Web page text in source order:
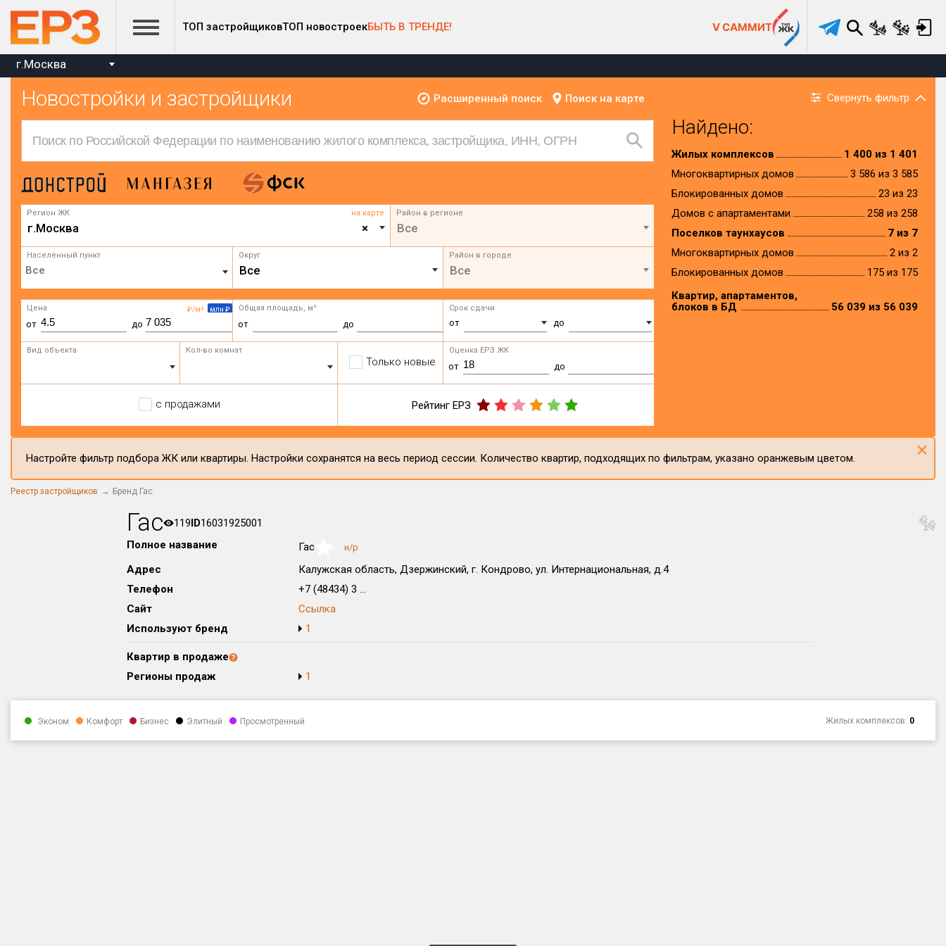
ТОП застройщиковТОП новостроекБЫТЬ В ТРЕНДЕ! V САММИТ
г.Москва
Новостройки и застройщики Расширенный поиск Поиск на карте Свернуть фильтр
Регион ЖК на карте
×
г.Москва
Район в регионе
Все
Населённый пункт Округ
Все
Район в городе
Все
₽/м² млн ₽
Цена
от до
Общая площадь, м²
от до
Срок сдачи
от до
Вид объекта Кол-во комнат
Только новые
Оценка ЕРЗ ЖК
от до
с продажами Рейтинг ЕРЗ
Найдено:
Жилых комплексов
1 400 из 1 401
Многоквартирных домов
3 586 из 3 585
Блокированных домов
23 из 23
Домов с апартаментами
258 из 258
Поселков таунхаусов
7 из 7
Многоквартирных домов
2 из 2
Блокированных домов
175 из 175
Квартир, апартаментов,
блоков в БД
56 039 из 56 039
Настройте фильтр подбора ЖК или квартиры. Настройки сохранятся на весь период сессии. Количество квартир, подходящих по фильтрам, указано оранжевым цветом. ×
Реестр застройщиков Бренд Гас
Гас 119ID16031925001
Полное название
Гас н/р
Адрес
Калужская область, Дзержинский, г. Кондрово, ул. Интернациональная, д.4
Телефон
+7 (48434) 3 ...
Сайт
Ссылка
Используют бренд
1
Квартир в продаже
Регионы продаж
1
Эконом Комфорт Бизнес Элитный Просмотренный Жилых комплексов: 0